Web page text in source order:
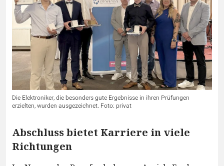
Die Elektroniker, die besonders gute Ergebnisse in ihren Prüfungen
erzielten, wurden ausgezeichnet. Foto: privat
Abschluss bietet Karriere in viele
Richtungen